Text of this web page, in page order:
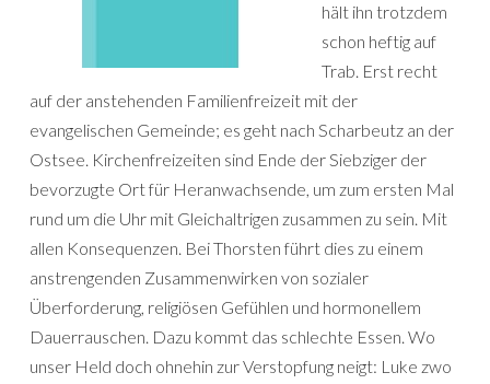
hält ihn trotzdem
schon heftig auf
Trab. Erst recht
auf der anstehenden Familienfreizeit mit der
evangelischen Gemeinde; es geht nach Scharbeutz an der
Ostsee. Kirchenfreizeiten sind Ende der Siebziger der
bevorzugte Ort für Heranwachsende, um zum ersten Mal
rund um die Uhr mit Gleichaltrigen zusammen zu sein. Mit
allen Konsequenzen. Bei Thorsten führt dies zu einem
anstrengenden Zusammenwirken von sozialer
Überforderung, religiösen Gefühlen und hormonellem
Dauerrauschen. Dazu kommt das schlechte Essen. Wo
unser Held doch ohnehin zur Verstopfung neigt: Luke zwo